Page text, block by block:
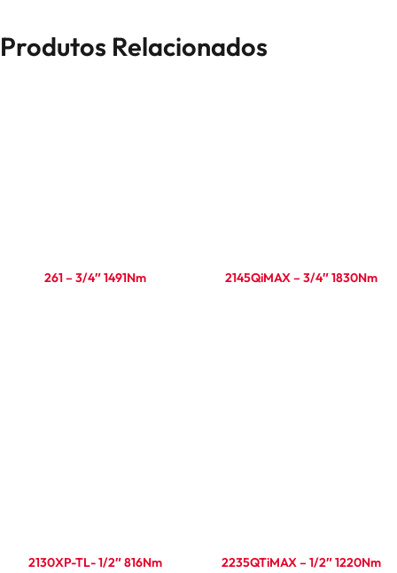
Produtos Relacionados
261 – 3/4″ 1491Nm 2145QiMAX – 3/4″ 1830Nm
2130XP-TL- 1/2″ 816Nm 2235QTiMAX – 1/2″ 1220Nm